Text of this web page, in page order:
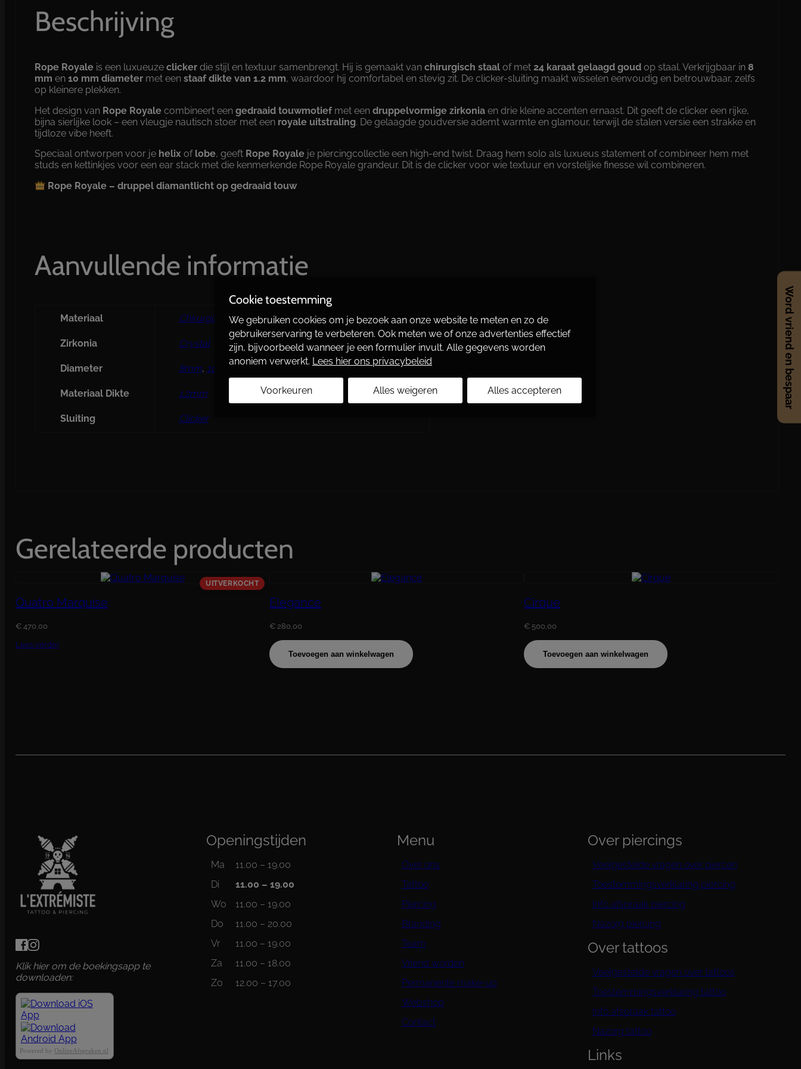
Word vriend en bespaar
0
l
Beschrijving
Rope Royaleis een luxueuze clickerdie stijl en textuur samenbrengt. Hij is gemaakt van chirurgisch staalof met 24 karaat gelaagd goudop staal. Verkrijgbaar in 8
mm en 10 mm diametermet een staaf dikte van 1.2 mm, waardoor hij comfortabel en stevig zit. De clicker-sluiting maakt wisselen eenvoudig en betrouwbaar, zelfs
op kleinere plekken.
Het design van Rope Royalecombineert een gedraaid touwmotiefmet een druppelvormige zirkoniaen drie kleine accenten ernaast. Dit geeft de clicker een rijke,
bijna sierlijke look – een vleugje nautisch stoer met een royale uitstraling. De gelaagde goudversie ademt warmte en glamour, terwijl de stalen versie een strakke en
tijdloze vibe heeft.
Speciaal ontworpen voor je helix of lobe, geeft Rope Royaleje piercingcollectie een high-end twist. Draag hem solo als luxueus statement of combineer hem met
studs en kettinkjes voor een ear stack met die kenmerkende Rope Royale grandeur. Dit is de clicker voor wie textuur en vorstelijke finesse wil combineren.
Rope Royale – druppel diamantlicht op gedraaid touw
Aanvullende informatie
Materiaal Chirurgisch Staal – Gelaagd Goud,Chirurgisch Staal
Zirkonia Crystal
Diameter 8mm, 10mm
Materiaal Dikte 1.2mm
Sluiting Clicker
Gerelateerde producten
Quatro Marquise
€470,00
Lees verder
Elegance
€ 280,00
Toevoegen aan winkelwagen
Cirque
€ 500,00
Toevoegen aan winkelwagen
Klik hier om de boekingsapp te
downloaden:
Powered by OnlineAfspraken.nl
Openingstijden
Ma
11.00 – 19.00
Di
11.00 – 19.00
Wo
11.00 – 19.00
Do
11.00 – 20.00
Vr
11.00 – 19.00
Za
11.00 – 18.00
Zo
12.00 – 17.00
Menu
Over ons
Tattoo
Piercing
Branding
Team
Vriend worden
Permanente make-up
Webshop
Contact
Over piercings
Veelgestelde vragen over piercen
Toestemmingsverklaring piercing
Info afspraak piercing
Nazorg piercing
Over tattoos
Veelgestelde vragen over tattoos
Toestemmingsverklaring tattoo
Info afspraak tattoo
Nazorg tattoo
Links
Cookie toestemming
We gebruiken cookies om je bezoek aan onze website te meten en zo de
gebruikerservaring te verbeteren. Ook meten we of onze advertenties effectief
zijn, bijvoorbeeld wanneer je een formulier invult. Alle gegevens worden
anoniem verwerkt. Lees hier ons privacybeleid
Voorkeuren Alles weigeren Alles accepteren